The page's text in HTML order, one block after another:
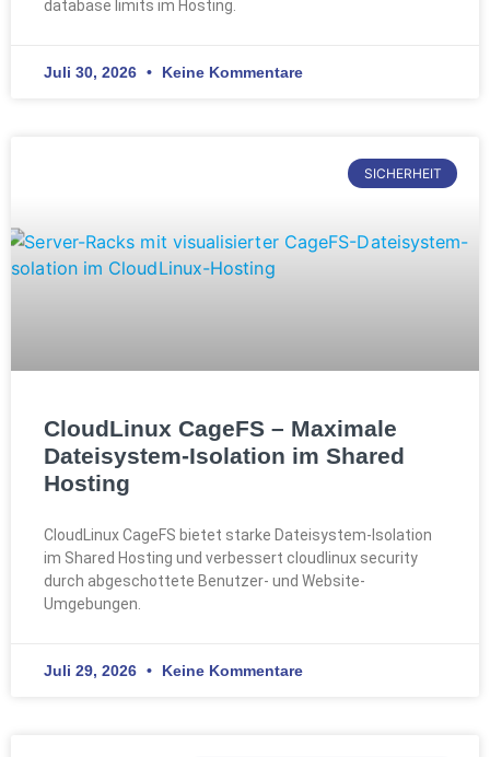
database limits im Hosting.
Juli 30, 2026 Keine Kommentare
SICHERHEIT
CloudLinux CageFS – Maximale
Dateisystem-Isolation im Shared
Hosting
CloudLinux CageFS bietet starke Dateisystem-Isolation
im Shared Hosting und verbessert cloudlinux security
durch abgeschottete Benutzer- und Website-
Umgebungen.
Juli 29, 2026 Keine Kommentare